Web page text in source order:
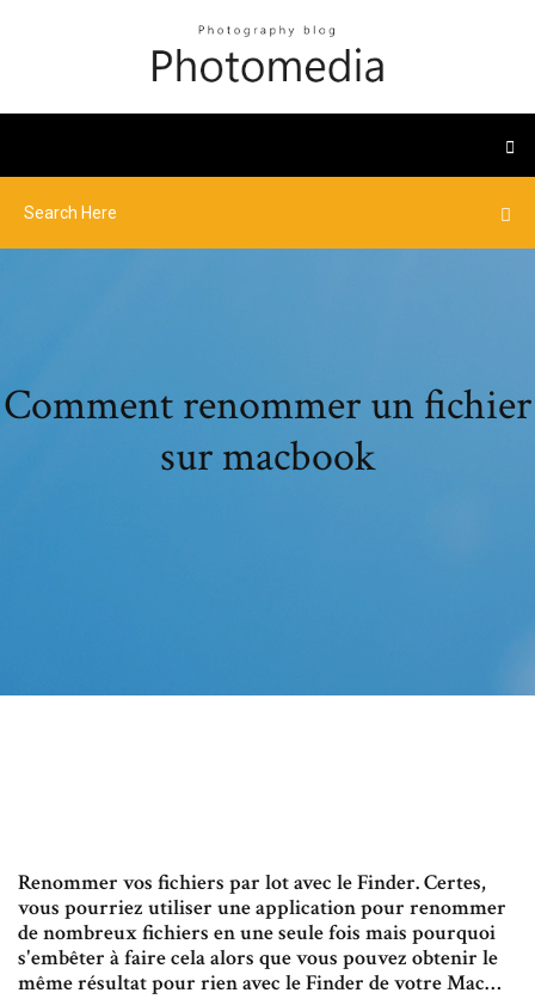
Comment renommer un fichier
sur macbook
Renommer vos fichiers par lot avec le Finder. Certes,
vous pourriez utiliser une application pour renommer
de nombreux fichiers en une seule fois mais pourquoi
s'embêter à faire cela alors que vous pouvez obtenir le
même résultat pour rien avec le Finder de votre Mac…